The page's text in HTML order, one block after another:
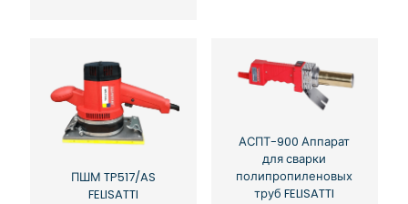
ПШМ TP517/AS
FELISATTI
АСПТ-900 Аппарат
для сварки
полипропиленовых
труб FELISATTI